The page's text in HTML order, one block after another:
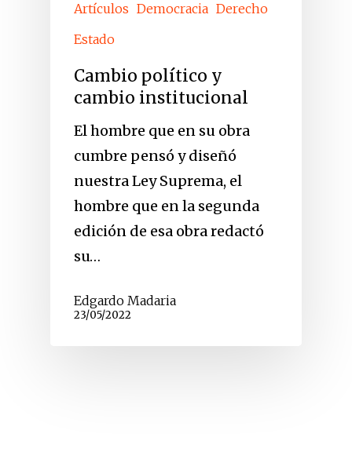
Artículos Democracia Derecho
Estado
Cambio político y
cambio institucional
El hombre que en su obra
cumbre pensó y diseñó
nuestra Ley Suprema, el
hombre que en la segunda
edición de esa obra redactó
su…
Edgardo Madaria
23/05/2022